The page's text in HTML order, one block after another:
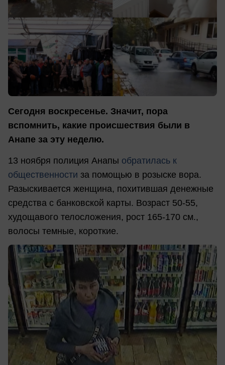
Сегодня воскресенье. Значит, пора
вспомнить, какие происшествия были в
Анапе за эту неделю.
13 ноября полиция Анапы обратилась к
общественности за помощью в розыске вора.
Разыскивается женщина, похитившая денежные
средства с банковской карты. Возраст 50-55,
худощавого телосложения, рост 165-170 см.,
волосы темные, короткие.